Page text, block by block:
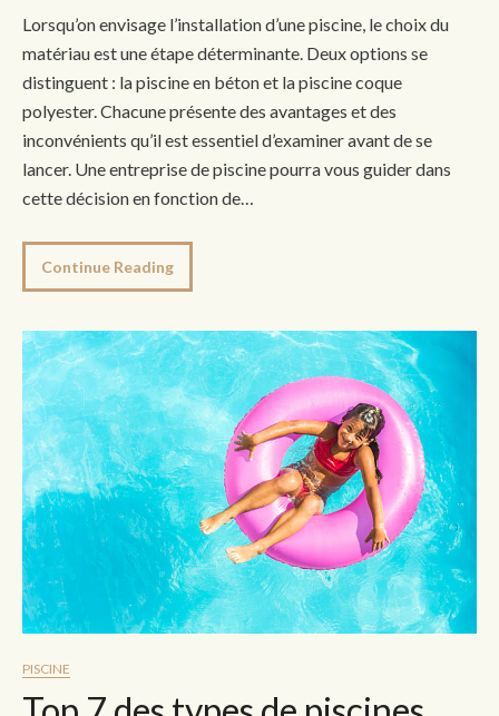
Lorsqu’on envisage l’installation d’une piscine, le choix du
matériau est une étape déterminante. Deux options se
distinguent : la piscine en béton et la piscine coque
polyester. Chacune présente des avantages et des
inconvénients qu’il est essentiel d’examiner avant de se
lancer. Une entreprise de piscine pourra vous guider dans
cette décision en fonction de…
Continue Reading
PISCINE